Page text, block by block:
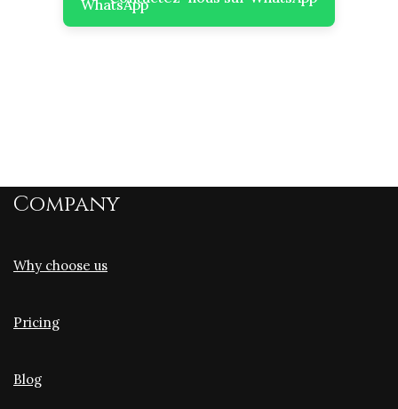
Company
Why choose us
Pricing
Blog